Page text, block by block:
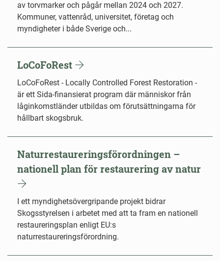
av torvmarker och pågår mellan 2024 och 2027.
Kommuner, vattenråd, universitet, företag och
myndigheter i både Sverige och...
LoCoFoRest
LoCoFoRest - Locally Controlled Forest Restoration -
är ett Sida-finansierat program där människor från
låginkomstländer utbildas om förutsättningarna för
hållbart skogsbruk.
Naturrestaureringsförordningen –
nationell plan för restaurering av natur
I ett myndighetsövergripande projekt bidrar
Skogsstyrelsen i arbetet med att ta fram en nationell
restaureringsplan enligt EU:s
naturrestaureringsförordning.